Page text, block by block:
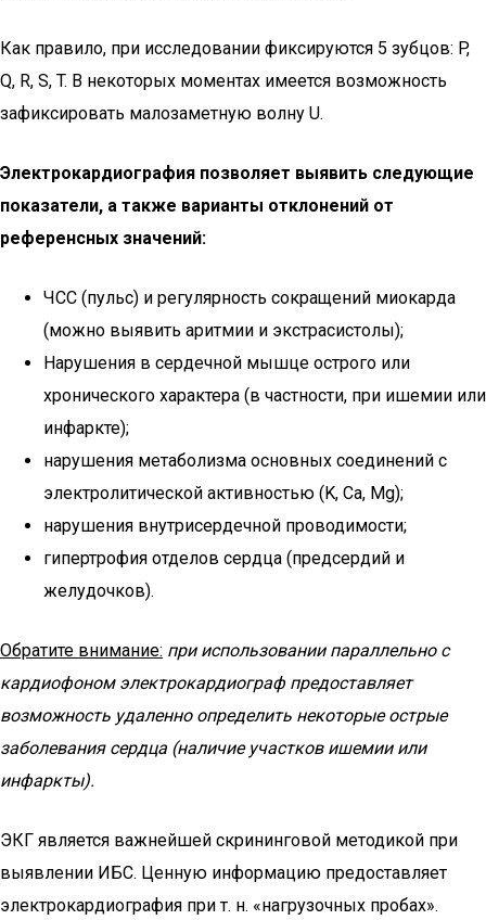
Как правило, при исследовании фиксируются 5 зубцов: P,
Q, R, S, T. В некоторых моментах имеется возможность
зафиксировать малозаметную волну U.
Электрокардиография позволяет выявить следующие
показатели, а также варианты отклонений от
референсных значений:
ЧСС (пульс) и регулярность сокращений миокарда
(можно выявить аритмии и экстрасистолы);
Нарушения в сердечной мышце острого или
хронического характера (в частности, при ишемии или
инфаркте);
нарушения метаболизма основных соединений с
электролитической активностью (K, Ca, Mg);
нарушения внутрисердечной проводимости;
гипертрофия отделов сердца (предсердий и
желудочков).
Обратите внимание: при использовании параллельно с
кардиофоном электрокардиограф предоставляет
возможность удаленно определить некоторые острые
заболевания сердца (наличие участков ишемии или
инфаркты).
ЭКГ является важнейшей скрининговой методикой при
выявлении ИБС. Ценную информацию предоставляет
электрокардиография при т. н. «нагрузочных пробах».